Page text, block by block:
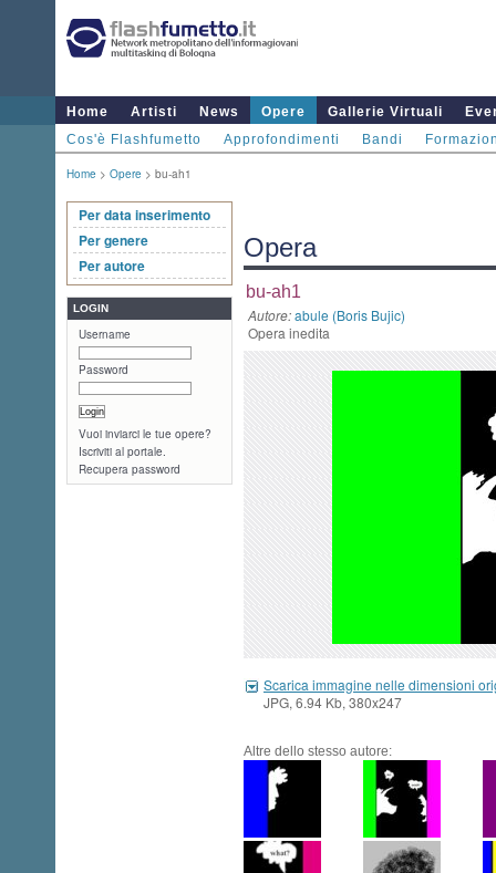
Home Artisti News Opere Gallerie Virtuali
Cos'è Flashfumetto
Approfondimenti Bandi
Home > Opere > bu-ah1
Per data inserimento
Per genere
Per autore
LOGIN
Username
Password
Vuoi inviarci le tue opere?
Iscriviti al portale.
Recupera password
Opera
bu-ah1
Autore:abule (Boris Bujic)
Opera inedita
Scarica immagine nelle dimensioni
JPG, 6.94 Kb, 380x247
Altre dello stesso autore: